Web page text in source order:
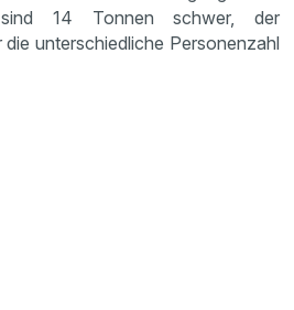
sind 14 Tonnen schwer, der
die unterschiedliche Personenzahl